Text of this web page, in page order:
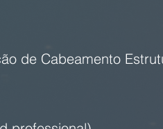
de Cabeamento